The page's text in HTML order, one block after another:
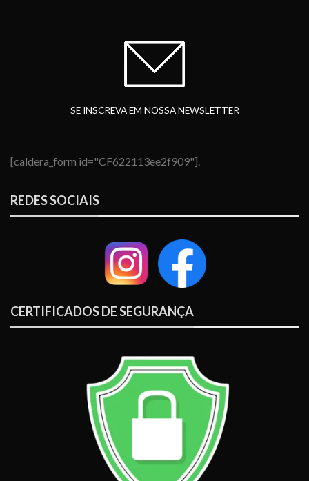
SE INSCREVA EM NOSSA NEWSLETTER
[caldera_form id="CF622113ee2f909"].
REDES SOCIAIS
CERTIFICADOS DE SEGURANÇA